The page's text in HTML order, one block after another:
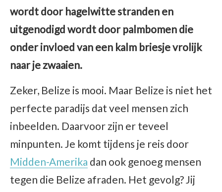
wordt door hagelwitte stranden en
uitgenodigd wordt door palmbomen die
onder invloed van een kalm briesje vrolijk
naar je zwaaien.
Zeker, Belize is mooi. Maar Belize is niet het
perfecte paradijs dat veel mensen zich
inbeelden. Daarvoor zijn er teveel
minpunten. Je komt tijdens je reis door
Midden-Amerika dan ook genoeg mensen
tegen die Belize afraden. Het gevolg? Jij